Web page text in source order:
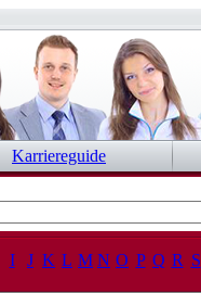
Karriereguide
I J K L M N O P Q R S